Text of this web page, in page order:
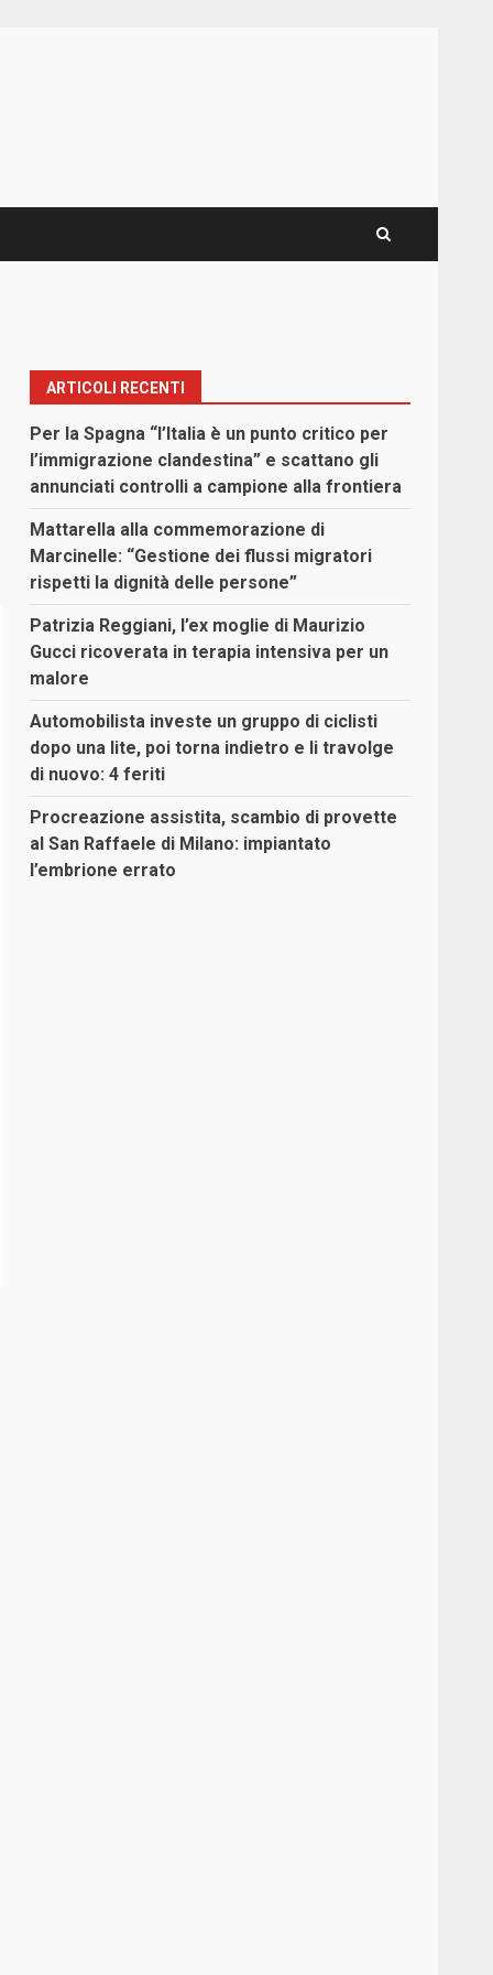
ARTICOLI RECENTI
Per la Spagna “l’Italia è un punto critico per
l’immigrazione clandestina” e scattano gli
annunciati controlli a campione alla frontiera
Mattarella alla commemorazione di
Marcinelle: “Gestione dei flussi migratori
rispetti la dignità delle persone”
Patrizia Reggiani, l’ex moglie di Maurizio
Gucci ricoverata in terapia intensiva per un
malore
Automobilista investe un gruppo di ciclisti
dopo una lite, poi torna indietro e li travolge
di nuovo: 4 feriti
Procreazione assistita, scambio di provette
al San Raffaele di Milano: impiantato
l’embrione errato